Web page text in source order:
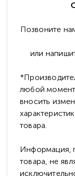
Позвоните
или
любой
вносить
товара.
Информация,
товара, не